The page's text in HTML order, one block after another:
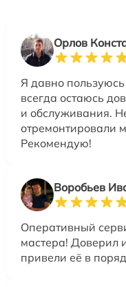
Орлов
Я давно пользуюсь
всегда остаюсь
и обслуживания.
отремонтировали
Рекомендую!
Воробьев
Оперативный
мастера! Доверил
привели её в